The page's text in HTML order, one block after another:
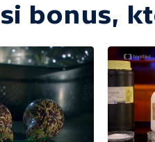
bonus,